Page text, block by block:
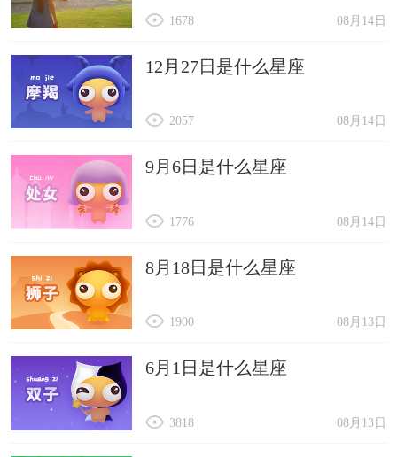
08月14日
1678
12月27日是什么星座
08月14日
2057
9月6日是什么星座
08月14日
1776
8月18日是什么星座
08月13日
1900
6月1日是什么星座
08月13日
3818